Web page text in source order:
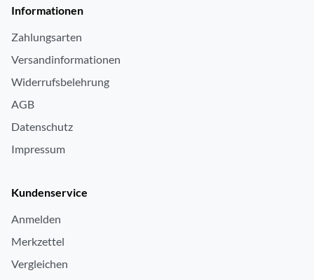
Informationen
Zahlungsarten
Versandinformationen
Widerrufsbelehrung
AGB
Datenschutz
Impressum
Kundenservice
Anmelden
Merkzettel
Vergleichen